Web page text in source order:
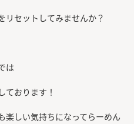
リセットしてみませんか？
は
ております！
楽しい気持ちになってらーめん